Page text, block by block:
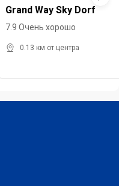
Grand Way Sky Dorf
7.9 Очень хорошо
0.13 км от центра